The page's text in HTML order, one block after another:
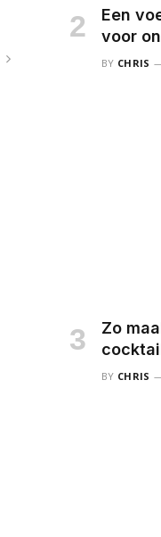
Een
voor
BY CHRIS
Zo
BY CHRIS